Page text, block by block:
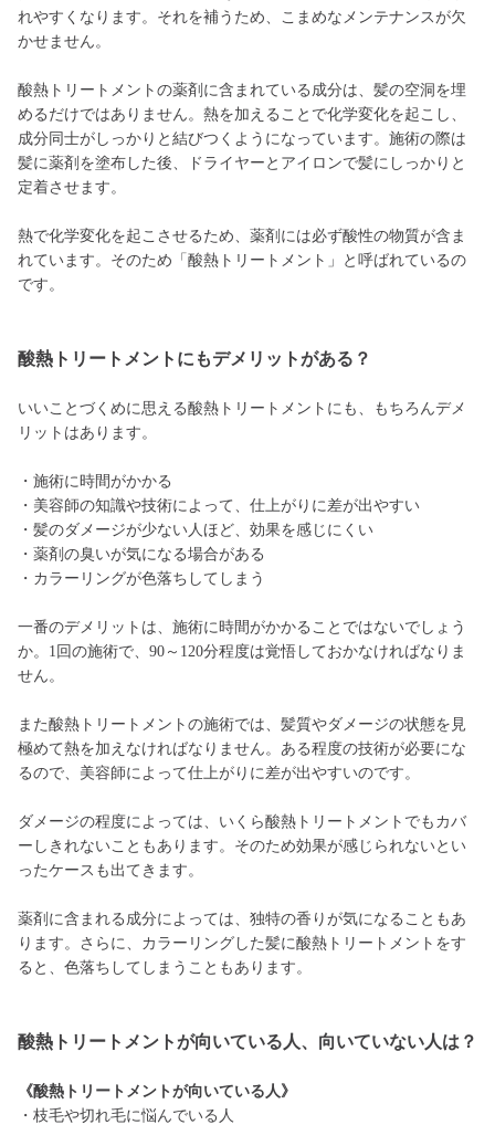
れやすくなります。それを補うため、こまめなメンテナンスが欠
かせません。
酸熱トリートメントの薬剤に含まれている成分は、髪の空洞を埋
めるだけではありません。熱を加えることで化学変化を起こし、
成分同士がしっかりと結びつくようになっています。施術の際は
髪に薬剤を塗布した後、ドライヤーとアイロンで髪にしっかりと
定着させます。
熱で化学変化を起こさせるため、薬剤には必ず酸性の物質が含ま
れています。そのため「酸熱トリートメント」と呼ばれているの
です。
酸熱トリートメントにもデメリットがある？
いいことづくめに思える酸熱トリートメントにも、もちろんデメ
リットはあります。
・施術に時間がかかる
・美容師の知識や技術によって、仕上がりに差が出やすい
・髪のダメージが少ない人ほど、効果を感じにくい
・薬剤の臭いが気になる場合がある
・カラーリングが色落ちしてしまう
一番のデメリットは、施術に時間がかかることではないでしょう
か。1回の施術で、90～120分程度は覚悟しておかなければなりま
せん。
また酸熱トリートメントの施術では、髪質やダメージの状態を見
極めて熱を加えなければなりません。ある程度の技術が必要にな
るので、美容師によって仕上がりに差が出やすいのです。
ダメージの程度によっては、いくら酸熱トリートメントでもカバ
ーしきれないこともあります。そのため効果が感じられないとい
ったケースも出てきます。
薬剤に含まれる成分によっては、独特の香りが気になることもあ
ります。さらに、カラーリングした髪に酸熱トリートメントをす
ると、色落ちしてしまうこともあります。
酸熱トリートメントが向いている人、向いていない人は？
《酸熱トリートメントが向いている人》
・枝毛や切れ毛に悩んでいる人